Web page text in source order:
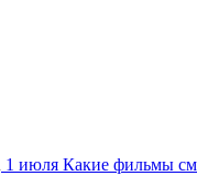
1 июля Какие фильмы